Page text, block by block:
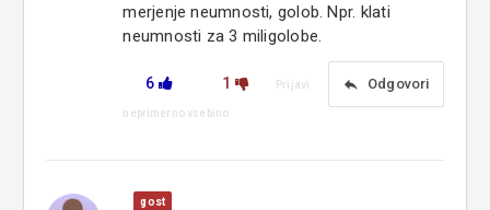
merjenje neumnosti, golob. Npr. klati
neumnosti za 3 miligolobe.
6 1 reply Odgovori
Prijavi
neprimerno vsebino
gost